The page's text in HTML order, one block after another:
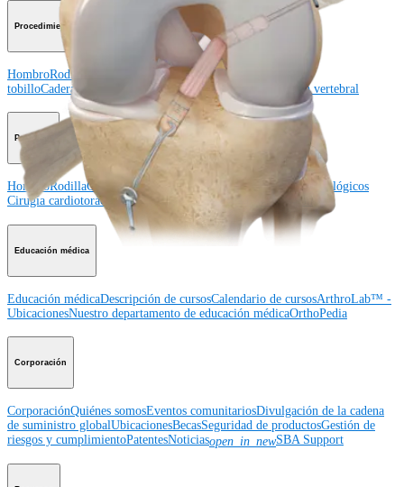
Procedimiento
HombroRodilla Mano y muñeca Pie y
tobilloCaderaOrtobiológicosCirugía cardiotorácica Columna vertebral
Producto
HombroRodillaCodo Mano y muñeca Pie y tobillo Cadera Ortobiológicos
Cirugía cardiotorácica Columna vertebralImagen y resección
Educación médica
Educación médicaDescripción de cursosCalendario de cursosArthroLab™ -
UbicacionesNuestro departamento de educación médicaOrthoPedia
Corporación
CorporaciónQuiénes somosEventos comunitariosDivulgación de la cadena
de suministro globalUbicacionesBecasSeguridad de productosGestión de
riesgos y cumplimientoPatentesNoticiasopen_in_newSBA Support